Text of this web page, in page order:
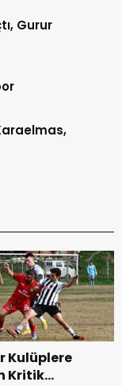
Gurur
Kulüplere
Kritik